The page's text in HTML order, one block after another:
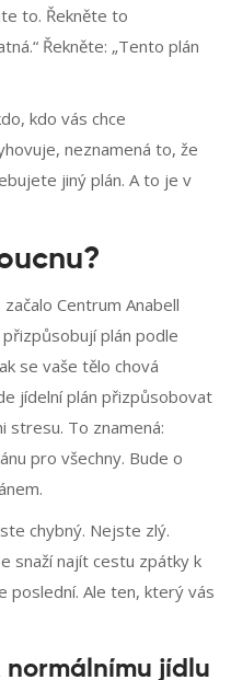
to. Řekněte to
Řekněte: „Tento plán
kdo vás chce
neznamená to, že
jiný plán. A to je v
Centrum Anabell
plán podle
se vaše tělo chová
jídelní plán přizpůsobovat
stresu. To znamená:
pro všechny. Bude o
chybný. Nejste zlý.
snaží najít cestu zpátky k
poslední. Ale ten, který vás
normálnímu jídlu